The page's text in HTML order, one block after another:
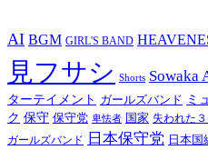
AI BGM GIRL'S BAND
見フサシ Shorts Sowaka
ターテイメント ガールズバンド ミ
ク 保守 保守党 卑怯者 国家 失われた
ガールズバンド
日本保守党 日本国